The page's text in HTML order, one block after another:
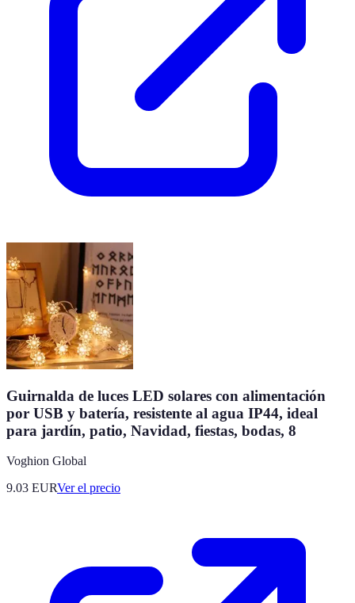
Guirnalda de luces LED solares con alimentación
por USB y batería, resistente al agua IP44, ideal
para jardín, patio, Navidad, fiestas, bodas, 8
Voghion Global
9.03 EURVer el precio